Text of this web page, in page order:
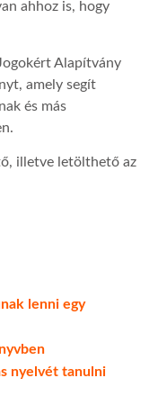
ahhoz is, hogy
Alapítvány
amely segít
és más
illetve letölthető az
lenni egy
nyelvét tanulni